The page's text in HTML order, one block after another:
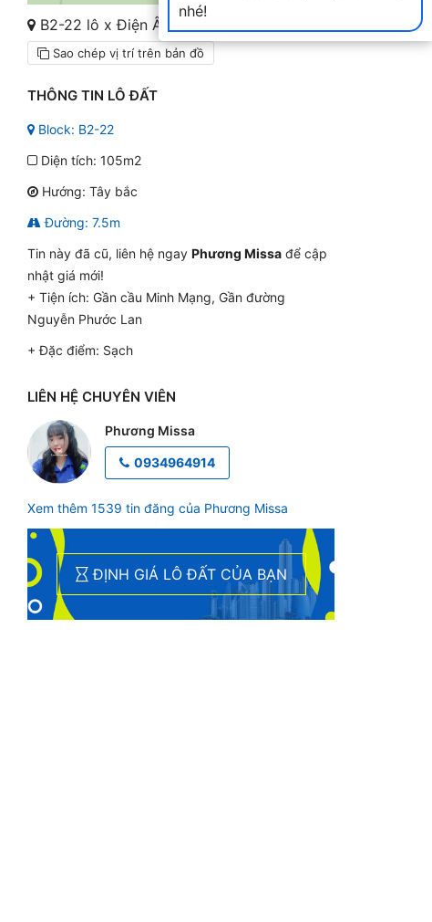
B2-22 lô x Điện Âm Nam Hòa Xuân
Sao chép vị trí trên bản đồ
THÔNG TIN LÔ ĐẤT
Block: B2-22
Diện tích: 105m2
Hướng: Tây bắc
Đường: 7.5m
Tin này đã cũ, liên hệ ngayPhương Missa để cập
nhật giá mới!
+ Tiện ích: Gần cầu Minh Mạng, Gần đường
Nguyễn Phước Lan
+ Đặc điểm: Sạch
LIÊN HỆ CHUYÊN VIÊN
Phương Missa
0934964914
Xem thêm 1539 tin đăng của Phương Missa
ĐỊNH GIÁ LÔ ĐẤT CỦA BẠN
nhé!